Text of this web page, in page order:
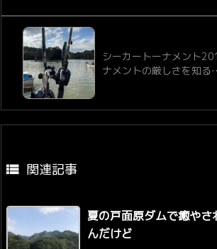
シーカートーナメント
ナメントの厳しさを知
 関連記事
夏の戸面原ダムで癒やさ
んだけど